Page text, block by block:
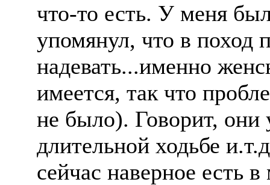
что-то есть. У меня
упомянул, что в поход
надевать...именно
имеется, так что
не было). Говорит, они
длительной ходьбе
сейчас наверное есть